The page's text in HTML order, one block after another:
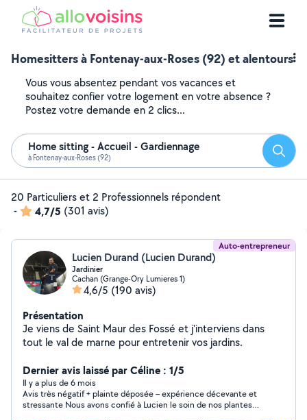
Homesitters à Fontenay-aux-Roses (92) et alentours
Vous vous absentez pendant vos vacances et
souhaitez confier votre logement en votre absence ?
Postez votre demande en 2 clics...
Home sitting - Accueil - Gardiennage
à Fontenay-aux-Roses (92)
20 Particuliers et 2 Professionnels répondent
-
4,7/5 (301 avis)
Auto-entrepreneur
Lucien Durand (Lucien Durand)
Jardinier
Cachan (Grange-Ory Lumieres 1)
4,6/5 (190 avis)
Présentation
Je viens de Saint Maur des Fossé et j'interviens dans
tout le val de marne pour entretenir vos jardins.
Dernier avis laissé par Céline : 1/5
Il y a plus de 6 mois
Avis très négatif + plainte déposée – expérience décevante et
stressante Nous avons confié à Lucien le soin de nos plantes